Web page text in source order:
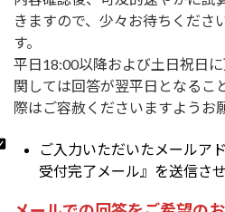
きますので、少々お待ちくださ
す。
平日18:00以降および土日祝日
関しては回答が翌平日となるこ
際はご容赦くださいますようお
ご入力いただいたメールア
受付完了メール』を送信さ